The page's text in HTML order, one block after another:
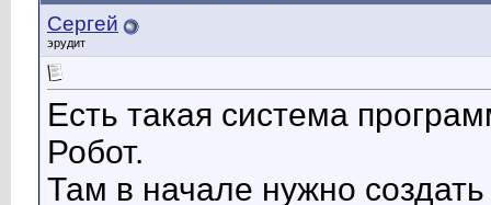
Сергей
эрудит
Есть такая система
Робот.
Там в начале нужно создать